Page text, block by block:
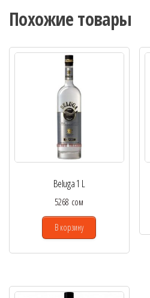
Похожие товары
Beluga 1 L
5268 сом
В корзину